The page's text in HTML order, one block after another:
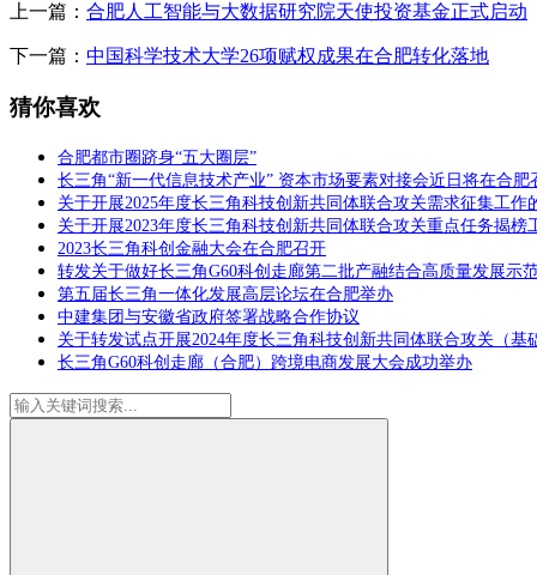
上一篇： 合肥人工智能与大数据研究院天使投资基金正式启动
下一篇： 中国科学技术大学26项赋权成果在合肥转化落地
猜你喜欢
合肥都市圈跻身“五大圈层”
长三角“新一代信息技术产业” 资本市场要素对接会近日将在合肥
关于开展2025年度长三角科技创新共同体联合攻关需求征集工作
关于开展2023年度长三角科技创新共同体联合攻关重点任务揭榜
2023长三角科创金融大会在合肥召开
转发关于做好长三角G60科创走廊第二批产融结合高质量发展示
第五届长三角一体化发展高层论坛在合肥举办
中建集团与安徽省政府签署战略合作协议
关于转发试点开展2024年度长三角科技创新共同体联合攻关（基
长三角G60科创走廊（合肥）跨境电商发展大会成功举办